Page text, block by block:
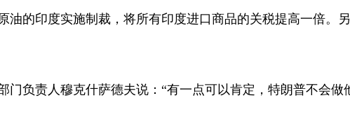
油的印度实施制裁，将所有印度进口商品的关税提高一倍
门负责人穆克什萨德夫说：“有一点可以肯定，特朗普不会